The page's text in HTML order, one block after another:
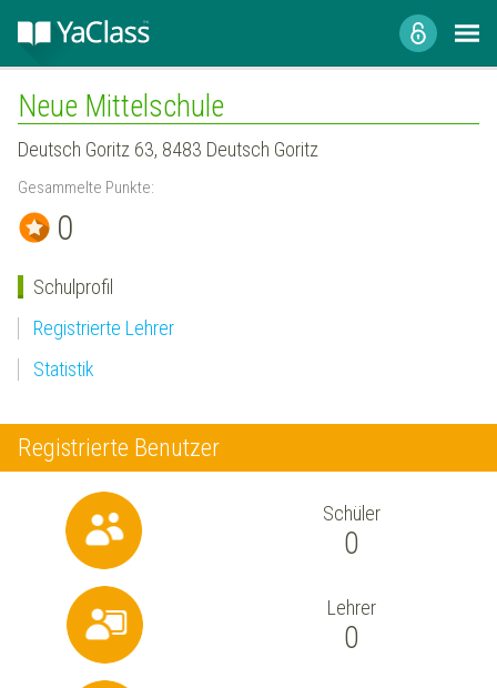
Neue Mittelschule
Deutsch Goritz 63, 8483 Deutsch Goritz
Gesammelte Punkte:
0
Schulprofil
Registrierte Lehrer
Statistik
Registrierte Benutzer
Schüler
0
Lehrer
0